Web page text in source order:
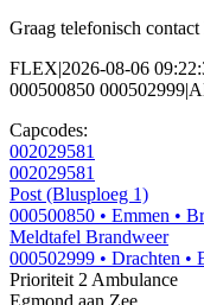
Graag telefonisch
FLEX|2026-08-06
000500850
Capcodes:
002029581
002029581
Post (Blusploeg 1)
000500850 • Emmen •
Meldtafel Brandweer
000502999 • Drachten •
Prioriteit 2 Ambulance